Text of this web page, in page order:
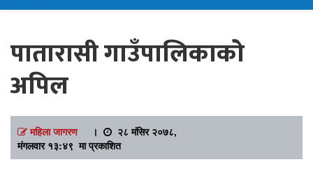
पातारासी गाउँपालिकाको
अपिल
महिला जागरण।
२८ मंसिर २०७८,
मंगलवार १३:४९ मा प्रकाशित